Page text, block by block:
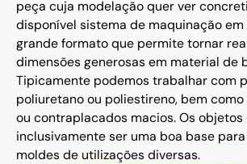
peça cuja modelação quer ver
disponível sistema de maquinação em
grande formato que permite tornar
dimensões generosas em material de
Tipicamente podemos trabalhar com
poliuretano ou poliestireno, bem
ou contraplacados macios. Os
inclusivamente ser uma boa base
moldes de utilizações diversas.